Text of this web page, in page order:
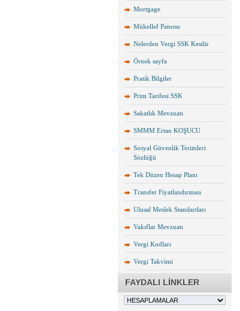
Mortgage
Mükellef Panosu
Nelerden Vergi SSK Kesilir
Örnek sayfa
Pratik Bilgiler
Prim Tarifesi SSK
Sakatlık Mevzuatı
SMMM Ertan KOŞUCU
Sosyal Güvenlik Terimleri
Sözlüğü
Tek Düzen Hesap Planı
Transfer Fiyatlandırması
Ulusal Meslek Standartları
Vakıflar Mevzuatı
Vergi Kodları
Vergi Takvimi
FAYDALI LİNKLER